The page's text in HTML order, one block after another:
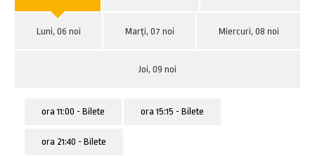
Luni, 06 noi Marți, 07 noi Miercuri, 08 noi
Joi, 09 noi
ora 11:00 - Bilete ora 15:15 - Bilete
ora 21:40 - Bilete